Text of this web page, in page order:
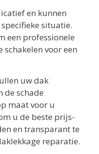
en kunnen
situatie.
een professionele
schakelen voor een
uw dak
de schade
maat voor u
u de beste prijs-
en transparant te
reparatie.